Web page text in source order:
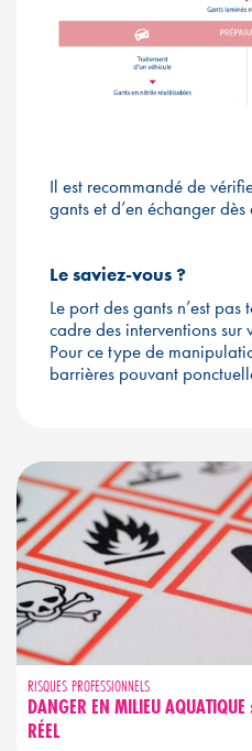
Il est recommandé de
gants et d’en échanger
Le saviez-vous ?
Le port des gants n’est
cadre des interventions sur
Pour ce type de
barrières pouvant
RISQUES PROFESSIONNELS
DANGER EN MILIEU
RÉEL